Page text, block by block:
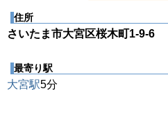
住所
さいたま市大宮区桜木町1-9-6
最寄り駅
大宮駅5分